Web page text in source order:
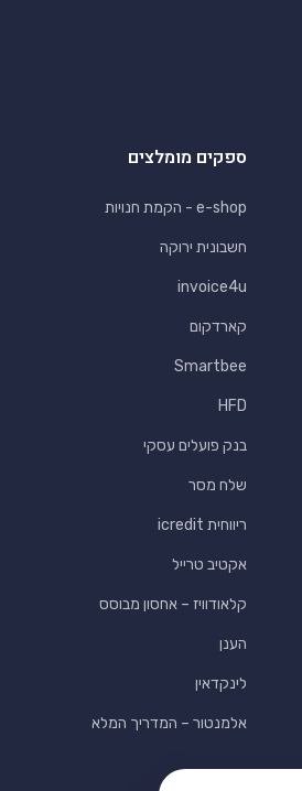
ספקים מומלצים
e-shop - הקמת חנויות
חשבונית ירוקה
invoice4u
קארדקום
Smartbee
HFD
בנק פועלים עסקי
שלח מסר
ריווחית icredit
אקטיב טרייל
קלאודוויז – אחסון מבוסס
הענן
לינקדאין
אלמנטור – המדריך המלא